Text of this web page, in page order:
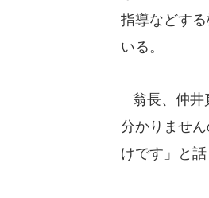
指導などす
いる。
翁長、仲井
分かりませ
けです」と話